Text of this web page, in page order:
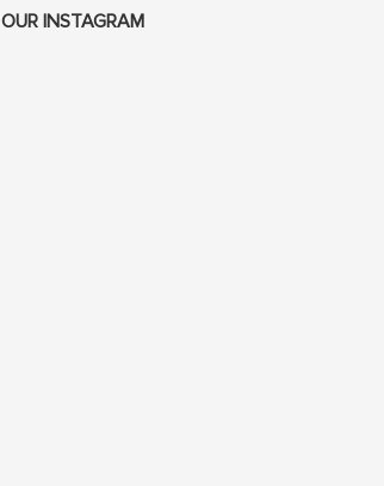
OUR INSTAGRAM